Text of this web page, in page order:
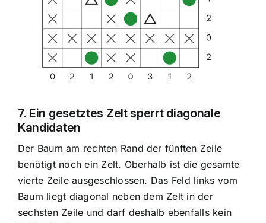
7. Ein gesetztes Zelt sperrt diagonale
Kandidaten
Der Baum am rechten Rand der fünften Zeile
benötigt noch ein Zelt. Oberhalb ist die gesamte
vierte Zeile ausgeschlossen. Das Feld links vom
Baum liegt diagonal neben dem Zelt in der
sechsten Zeile und darf deshalb ebenfalls kein